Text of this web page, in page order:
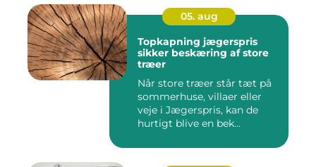
05. aug
Topkapning jægerspris
sikker beskæring af store
træer
Når store træer står tæt på
sommerhuse, villaer eller
veje i Jægerspris, kan de
hurtigt blive en bek...